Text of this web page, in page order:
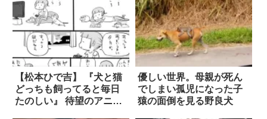
【松本ひで吉】 『犬と猫
どっちも飼ってると毎日
たのしい』 待望のアニメ
優しい世界。母親が死ん
でしまい孤児になった子
猿の面倒を見る野良犬